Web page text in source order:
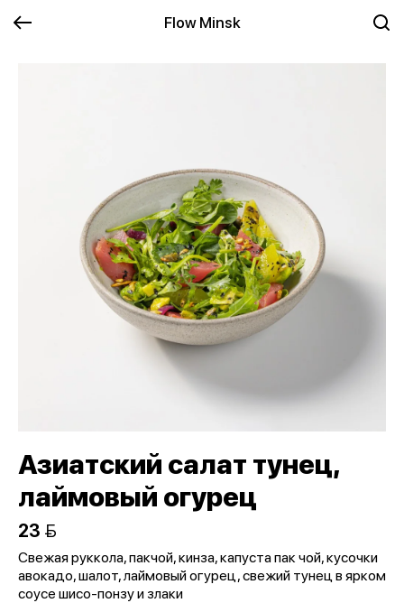
Flow Minsk
Азиатский салат тунец,
лаймовый огурец
23 
Свежая руккола, пакчой, кинза, капуста пак чой, кусочки
авокадо, шалот, лаймовый огурец, свежий тунец в ярком
соусе шисо-понзу и злаки